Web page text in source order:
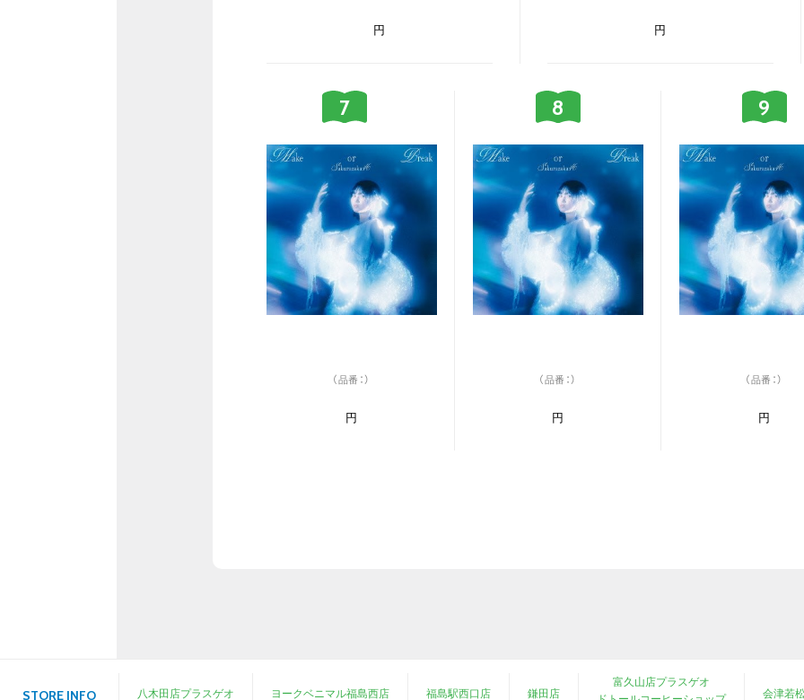
円 円
（品番：）
円
（品番：）
円
（品番：）
円
STORE INFO 八木田店プラスゲオ ヨークベニマル福島西店 福島駅西口店 鎌田店
富久山店プラスゲオ
会津若